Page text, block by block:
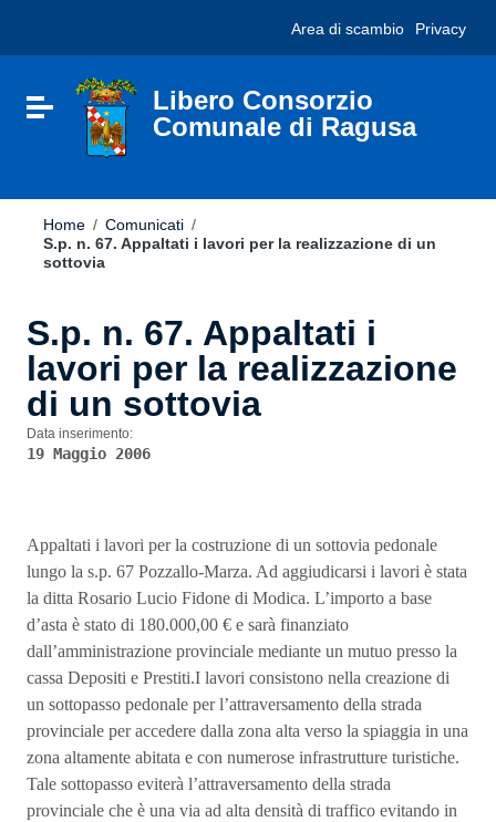
sito
include
Vai al footer
Area di scambio Privacy
Attiva / disattiva la navigazione
Libero Consorzio
Comunale di Ragusa
Home / Comunicati /
S.p. n. 67. Appaltati i lavori per la realizzazione di un
sottovia
S.p. n. 67. Appaltati i
lavori per la realizzazione
di un sottovia
Data inserimento:
19 Maggio 2006
Appaltati i lavori per la costruzione di un sottovia pedonale
lungo la s.p. 67 Pozzallo-Marza. Ad aggiudicarsi i lavori è stata
la ditta Rosario Lucio Fidone di Modica. L’importo a base
d’asta è stato di 180.000,00 € e sarà finanziato
dall’amministrazione provinciale mediante un mutuo presso la
cassa Depositi e Prestiti.I lavori consistono nella creazione di
un sottopasso pedonale per l’attraversamento della strada
provinciale per accedere dalla zona alta verso la spiaggia in una
zona altamente abitata e con numerose infrastrutture turistiche.
Tale sottopasso eviterà l’attraversamento della strada
provinciale che è una via ad alta densità di traffico evitando in